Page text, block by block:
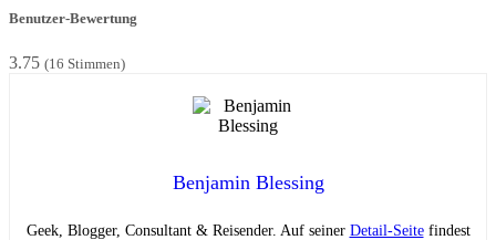
Benutzer-Bewertung
3.75 (16 Stimmen)
Benjamin Blessing
Geek, Blogger, Consultant & Reisender. Auf seiner Detail-Seitefindest